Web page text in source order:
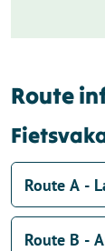
Route
Route A -
Route B -